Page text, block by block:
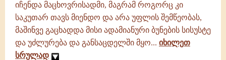
იჩენდა მაცხოვრისადმი, მაგრამ როგორც კი
საკუთარ თავს მიენდო და არა უფლის შემწეობას,
მაშინვე გაცხადდა მისი ადამიანური ბუნების სისუსტე
და უძლურება და განსაცდელში მყო... იხილეთ
სრულად